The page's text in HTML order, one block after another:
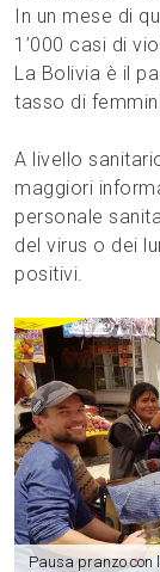
In un mese di
1’000 casi di
La Bolivia è il
tasso di
A livello
maggiori
personale
del virus o dei
positivi.
Pausa pranzo con